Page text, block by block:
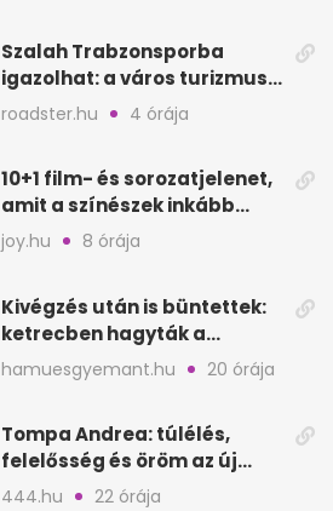
Szalah Trabzonsporba
igazolhat: a város turizmusa
is rákapcsolhat
roadster.hu 4 órája
10+1 film- és sorozatjelenet,
amit a színészek inkább
visszautasítottak
joy.hu 8 órája
Kivégzés után is büntettek:
ketrecben hagyták a
holttesteket
hamuesgyemant.hu 20 órája
Tompa Andrea: túlélés,
felelősség és öröm az új
regény tükrében
444.hu 22 órája